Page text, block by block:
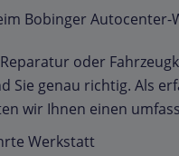
Bobinger
oder
Sie genau richtig. Als
wir Ihnen einen
Werkstatt